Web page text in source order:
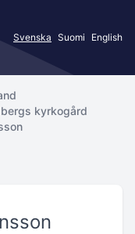
Svenska Suomi English
kyrkogård